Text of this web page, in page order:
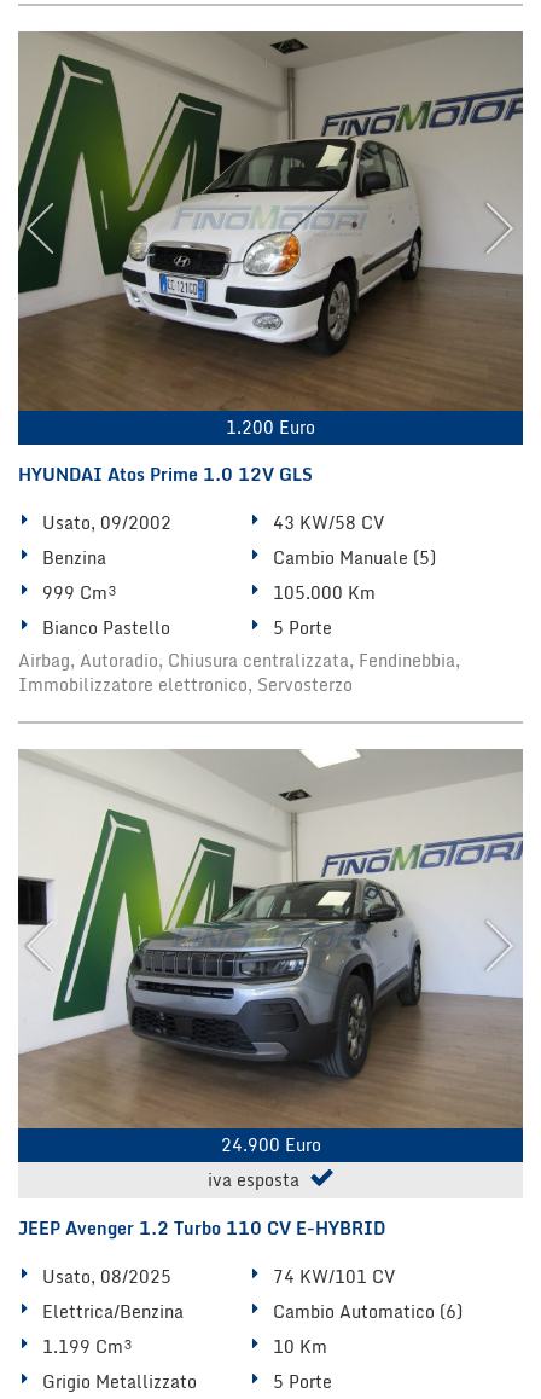
1.200 Euro
HYUNDAI Atos Prime 1.0 12V GLS
Usato, 09/2002
43 KW/58 CV
Benzina
Cambio Manuale (5)
999 Cm³
105.000 Km
Bianco Pastello
5 Porte
Airbag, Autoradio, Chiusura centralizzata, Fendinebbia,
Immobilizzatore elettronico, Servosterzo
24.900 Euro
iva esposta
JEEP Avenger 1.2 Turbo 110 CV E-HYBRID
Usato, 08/2025
74 KW/101 CV
Elettrica/Benzina
Cambio Automatico (6)
1.199 Cm³
10 Km
Grigio Metallizzato
5 Porte